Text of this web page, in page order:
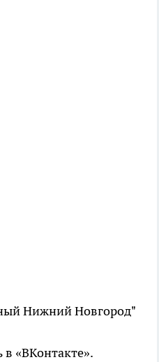
Нижний Новгород"
«ВКонтакте».